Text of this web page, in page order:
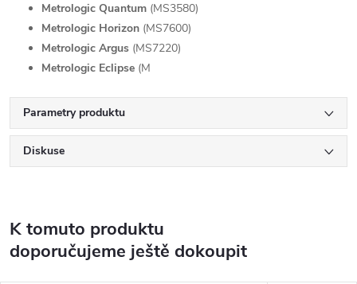
Metrologic Quantum (MS3580)
Metrologic Horizon (MS7600)
Metrologic Argus (MS7220)
Metrologic Eclipse (M
Parametry produktu
Diskuse
K tomuto produktu
doporučujeme ještě dokoupit